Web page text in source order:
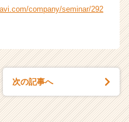
company/seminar/292
次の記事へ